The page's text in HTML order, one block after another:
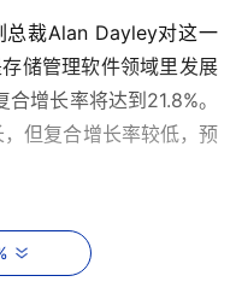
裁Alan Dayley对这一
储管理软件领域里发展
增长率将达到21.8%。
但复合增长率较低，预
品线的需求量和客户应